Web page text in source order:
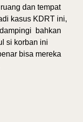
dan tempat
kasus KDRT ini,
bahkan
si korban ini
bisa mereka